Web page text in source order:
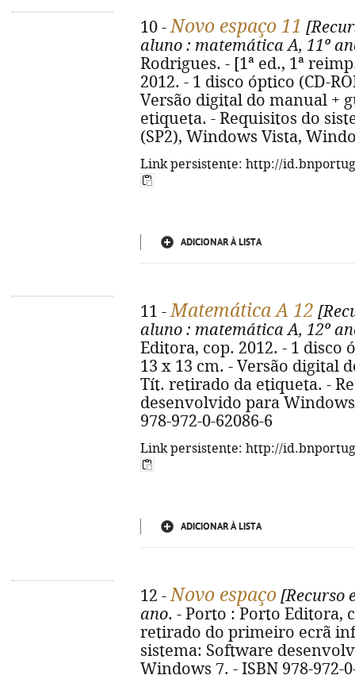
10 -Novo espaço 11
aluno : matemática A, 11º
Rodrigues. - [1ª ed., 1ª
2012. - 1 disco óptico (CD-
Versão digital do manual +
etiqueta. - Requisitos do
(SP2), Windows Vista,
Link persistente: http://
ADICIONAR À LISTA
11 -Matemática A 12
aluno : matemática A, 12º
Editora, cop. 2012. - 1 disco
13 x 13 cm. - Versão digital
Tít. retirado da etiqueta. -
desenvolvido para
978-972-0-62086-6
Link persistente: http://
ADICIONAR À LISTA
12 -Novo espaço [Recurso
ano. - Porto : Porto Editora,
retirado do primeiro ecrã
sistema: Software
Windows 7. - ISBN 978-972-